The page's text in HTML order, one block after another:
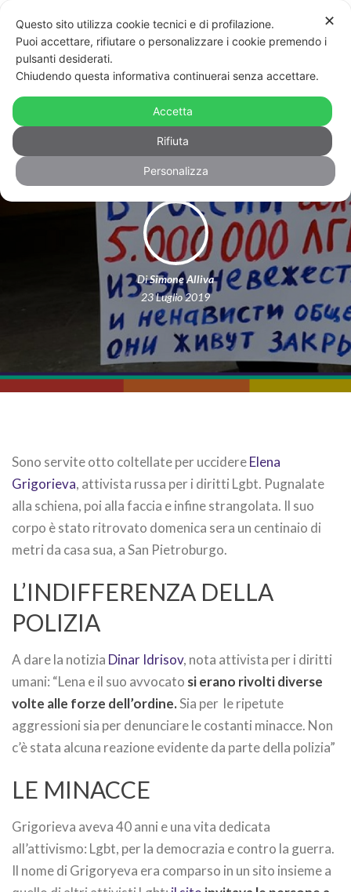
Assassinata in Russia una delle più
note attiviste per i diritti Lgbt
DiSimone Alliva
23 Luglio 2019
Sono servite otto coltellate per uccidereElena
Grigorieva, attivista russa per i diritti Lgbt. Pugnalate
alla schiena, poi alla faccia e infine strangolata. Il suo
corpo è stato ritrovato domenica sera un centinaio di
metri da casa sua, a San Pietroburgo.
L’INDIFFERENZA DELLA
POLIZIA
A dare la notizia Dinar Idrisov, nota attivista per i diritti
umani: “Lena e il suo avvocato si erano rivolti diverse
volte alle forze dell’ordine.Sia per le ripetute
aggressioni sia per denunciare le costanti minacce. Non
c’è stata alcuna reazione evidente da parte della polizia”
LE MINACCE
Grigorieva aveva 40 anni e una vita dedicata
all’attivismo: Lgbt, per la democrazia e contro la guerra.
Il nome di Grigoryeva era comparso in un sito insieme a
✕
Questo sito utilizza cookie tecnici e di profilazione.
Puoi accettare, rifiutare o personalizzare i cookie premendo i
pulsanti desiderati.
Chiudendo questa informativa continuerai senza accettare.
Accetta
Rifiuta
Personalizza